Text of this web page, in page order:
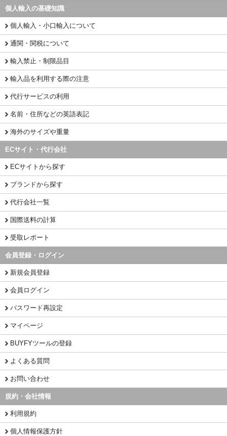
個人輸入の基礎知識
個人輸入・小口輸入について
通関・関税について
輸入禁止・制限品目
輸入品を利用する際の注意
代行サービスの利用
名前・住所などの英語表記
海外のサイズや重量
ECサイト・代行会社
ECサイトから探す
ブランドから探す
代行会社一覧
国際送料の計算
受取レポート
会員登録・ログイン
新規会員登録
会員ログイン
パスワード再設定
マイページ
BUYFYツールの登録
よくある質問
お問い合わせ
規約・会社情報
利用規約
個人情報保護方針